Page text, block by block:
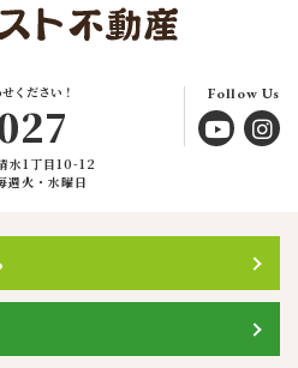
ください！ Follow Us
水1丁目10-12
週火・水曜日